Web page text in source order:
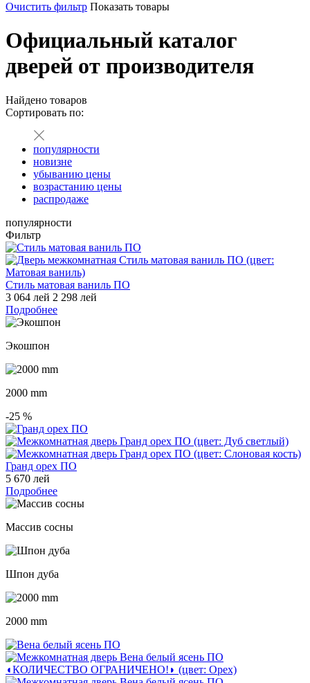
Очистить фильтр Показать товары
Официальный каталог
дверей от производителя
Найдено товаров
Сортировать по:
популярности
новизне
убыванию цены
возрастанию цены
распродаже
популярности
Фильтр
Стиль матовая ваниль ПО
3 064 лей 2 298 лей
Подробнее
Экошпон
2000 mm
-25 %
Гранд орех ПО
5 670 лей
Подробнее
Массив сосны
Шпон дуба
2000 mm